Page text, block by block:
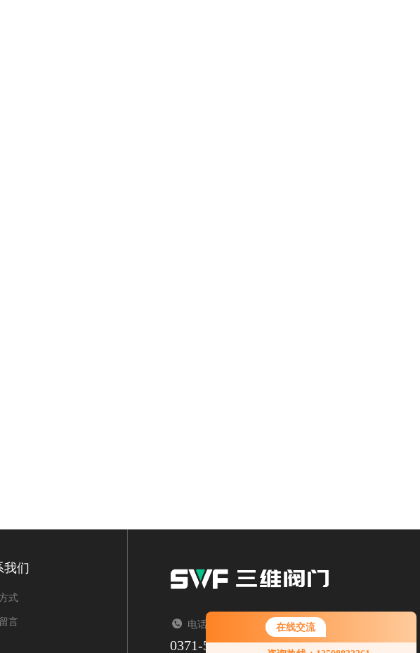
在线交流
您好！欢迎前来咨询，很高兴为您
我们
式
言 电话：TEL
0371-53788336